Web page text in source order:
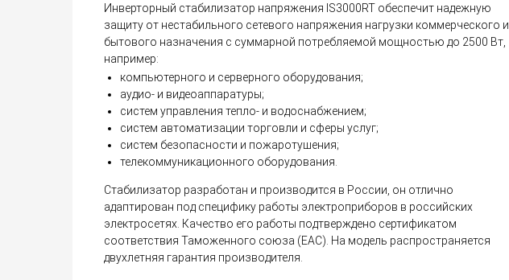
Инверторный стабилизатор напряжения IS3000RT обеспечит надежную
защиту от нестабильного сетевого напряжения нагрузки коммерческого и
бытового назначения с суммарной потребляемой мощностью до 2500 Вт,
например:
компьютерного и серверного оборудования;
аудио- и видеоаппаратуры;
систем управления тепло- и водоснабжением;
систем автоматизации торговли и сферы услуг;
систем безопасности и пожаротушения;
телекоммуникационного оборудования.
Стабилизатор разработан и производится в России, он отлично
адаптирован под специфику работы электроприборов в российских
электросетях. Качество его работы подтверждено сертификатом
соответствия Таможенного союза (EAC). На модель распространяется
двухлетняя гарантия производителя.